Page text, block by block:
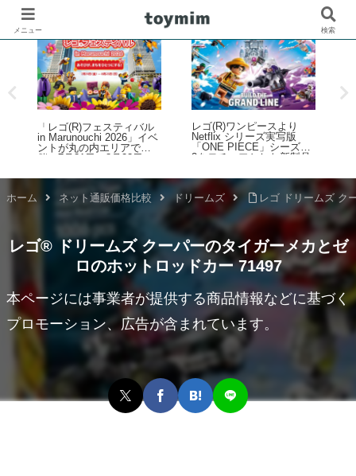
「レゴ(R)フェスティバル
in Marunouchi 2026」イベ
ントが丸の内エリアで開
催！7月31日～8月23日
レゴ(R)ワンピースより
Netflix シリーズ実写版
「ONE PIECE」シーズン
2をモチーフとした新製品
月9日予約開始・8月1日発
売】
ホーム ネット通販価格比較 ドリームズ レゴ ドリームズ ク
レゴ® ドリームズ クーパーのタイガーメカとゼ
ロのホットロッドカー 71497
本ページには事業者が提供する商品情報などに基づく
プロモーション、広告が含まれています。
メニュー 検索